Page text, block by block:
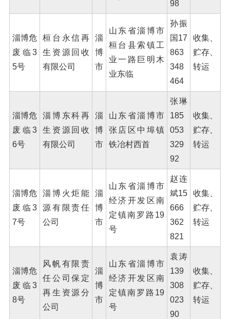
98
淄博危
废临3
5号
桓台永信再
生资源回收
有限公司
淄
博
市
山东省淄博市
桓台县索镇工
业一路巨明木
业东临
孙振
国17
863
348
464
收集、
贮存、
转运
淄博危
废临3
6号
淄博东科再
生资源回收
有限公司
淄
博
市
山东省淄博市
张店区中埠镇
铁冶村西首
张琳
185
053
329
92
收集、
贮存、
转运
淄博危
废临3
7号
淄博火炬能
源有限责任
公司
淄
博
市
山东省淄博市
经济开发区南
定镇南罗路19
号
赵连
斌15
666
362
821
收集、
贮存、
转运
淄博危
废临3
8号
风帆有限责
任公司保定
再生资源分
公司
淄
博
市
山东省淄博市
经济开发区南
定镇南罗路19
号
袁涛
139
308
023
90
收集、
贮存、
转运